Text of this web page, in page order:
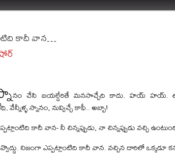
...
కాదీ వాన…
నం చేసి బయల్దేరితే మనసొచ్చేది కాదు. హయ్ హయ్.
వేన్నీళ్ళ స్నానం, నువ్విచ్చే కాఫీ.. అబ్బా!
కాదీ వాన- నీ చిన్నప్పుడు, నా చిన్నప్పుడు వచ్చి
నిజంగా ఎప్పట్లాంటిది కాదీ వాన. వచ్చిన దారిలో ఒక్కడూ